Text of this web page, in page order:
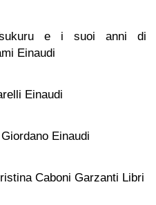
e i suoi anni di
Einaudi
Einaudi
Einaudi
Caboni Garzanti Libri